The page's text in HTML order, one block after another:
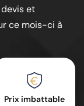
et
ce mois-ci à
Prix imbattable